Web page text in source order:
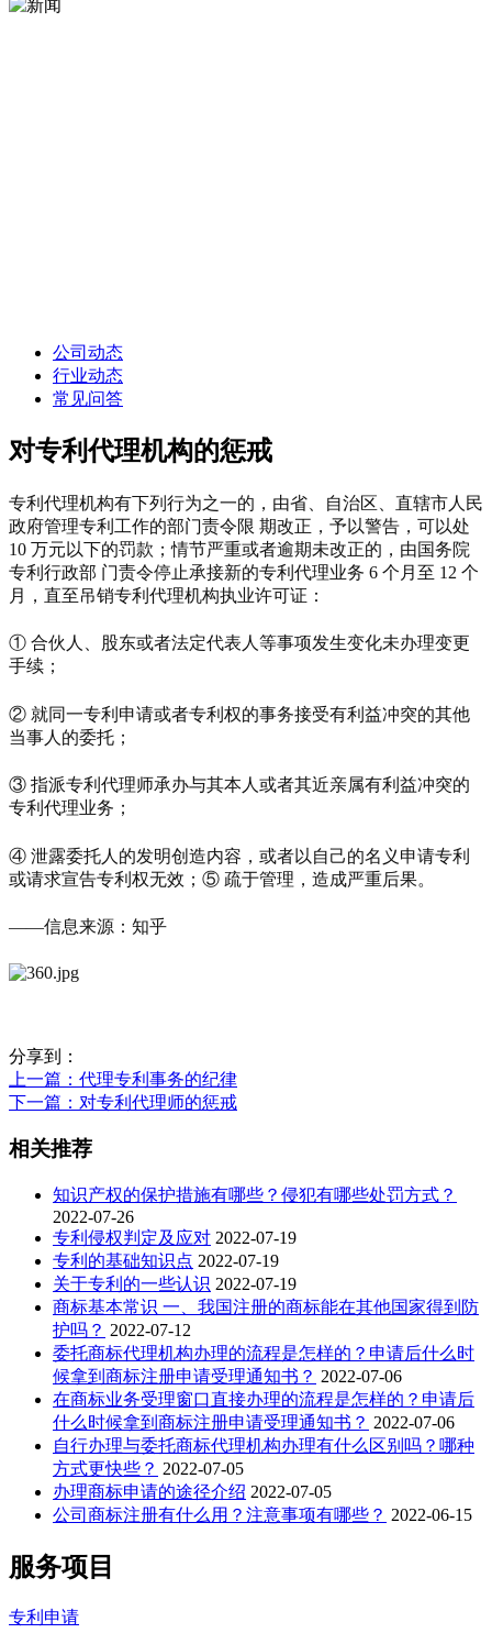
公司动态
行业动态
常见问答
对专利代理机构的惩戒
专利代理机构有下列行为之一的，由省、自治区、直辖市人民
政府管理专利工作的部门责令限 期改正，予以警告，可以处
10 万元以下的罚款；情节严重或者逾期未改正的，由国务院
专利行政部 门责令停止承接新的专利代理业务 6 个月至 12 个
月，直至吊销专利代理机构执业许可证：
① 合伙人、股东或者法定代表人等事项发生变化未办理变更
手续；
② 就同一专利申请或者专利权的事务接受有利益冲突的其他
当事人的委托；
③ 指派专利代理师承办与其本人或者其近亲属有利益冲突的
专利代理业务；
④ 泄露委托人的发明创造内容，或者以自己的名义申请专利
或请求宣告专利权无效；⑤ 疏于管理，造成严重后果。
——信息来源：知乎
分享到：
上一篇 ：代理专利事务的纪律
下一篇 ：对专利代理师的惩戒
相关推荐
知识产权的保护措施有哪些？侵犯有哪些处罚方式？
2022-07-26
专利侵权判定及应对 2022-07-19
专利的基础知识点 2022-07-19
关于专利的一些认识 2022-07-19
商标基本常识 一、我国注册的商标能在其他国家得到防
护吗？ 2022-07-12
委托商标代理机构办理的流程是怎样的？申请后什么时
候拿到商标注册申请受理通知书？ 2022-07-06
在商标业务受理窗口直接办理的流程是怎样的？申请后
什么时候拿到商标注册申请受理通知书？ 2022-07-06
自行办理与委托商标代理机构办理有什么区别吗？哪种
方式更快些？ 2022-07-05
办理商标申请的途径介绍 2022-07-05
公司商标注册有什么用？注意事项有哪些？ 2022-06-15
服务项目
专利申请